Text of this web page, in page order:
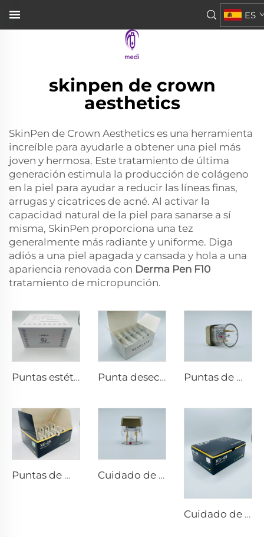
ES
skinpen de crown
aesthetics
SkinPen de Crown Aesthetics es una herramienta
increíble para ayudarle a obtener una piel más
joven y hermosa. Este tratamiento de última
generación estimula la producción de colágeno
en la piel para ayudar a reducir las líneas finas,
arrugas y cicatrices de acné. Al activar la
capacidad natural de la piel para sanarse a sí
misma, SkinPen proporciona una tez
generalmente más radiante y uniforme. Diga
adiós a una piel apagada y cansada y hola a una
apariencia renovada con Derma Pen F10
tratamiento de micropunción.
Puntas estéticas Pixel8 RF Rohrer 25 49 64 Punta desechable Scarlet S de microneedling rf con electrodos bi-polares 25pin Puntas de microneedling rf Sylfirm X X-25
Puntas de microneedling rf Sylfirm X XE-25 Cuidado de la piel con microneedling rf Sylfirm X puntas Sylfirm X X-25
Cuidado de la piel con microneedling rf Sylfirm X puntas Sylfirm X XB-49